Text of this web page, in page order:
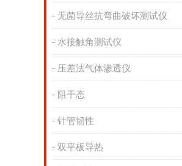
无菌导丝抗弯曲破坏测试仪
水接触角测试仪
压差法气体渗透仪
阻干态
针管韧性
双平板导热